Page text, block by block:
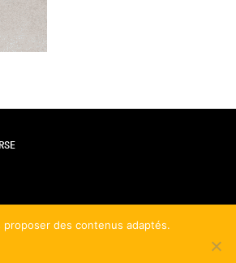
des contenus adaptés.